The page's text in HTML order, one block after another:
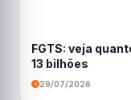
FGTS: veja
13 bilhões
29/07/2026